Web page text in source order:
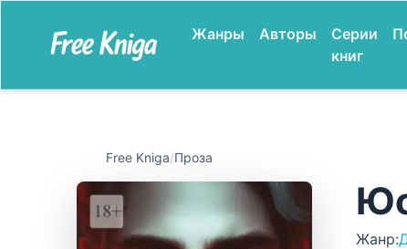
Жанры Авторы
Серии
книг
Free Kniga/Проза
Жанр: